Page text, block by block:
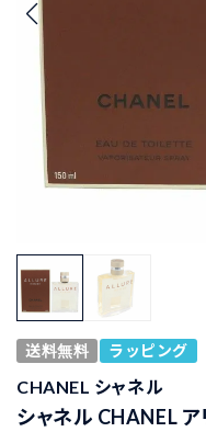
送料無料 ラッピング
CHANEL シャネル
シャネル CHANEL